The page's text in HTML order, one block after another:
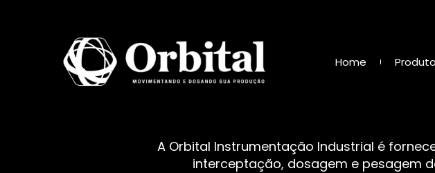
Home
A Orbital Instrumentação Industrial é
interceptação, dosagem e pesagem